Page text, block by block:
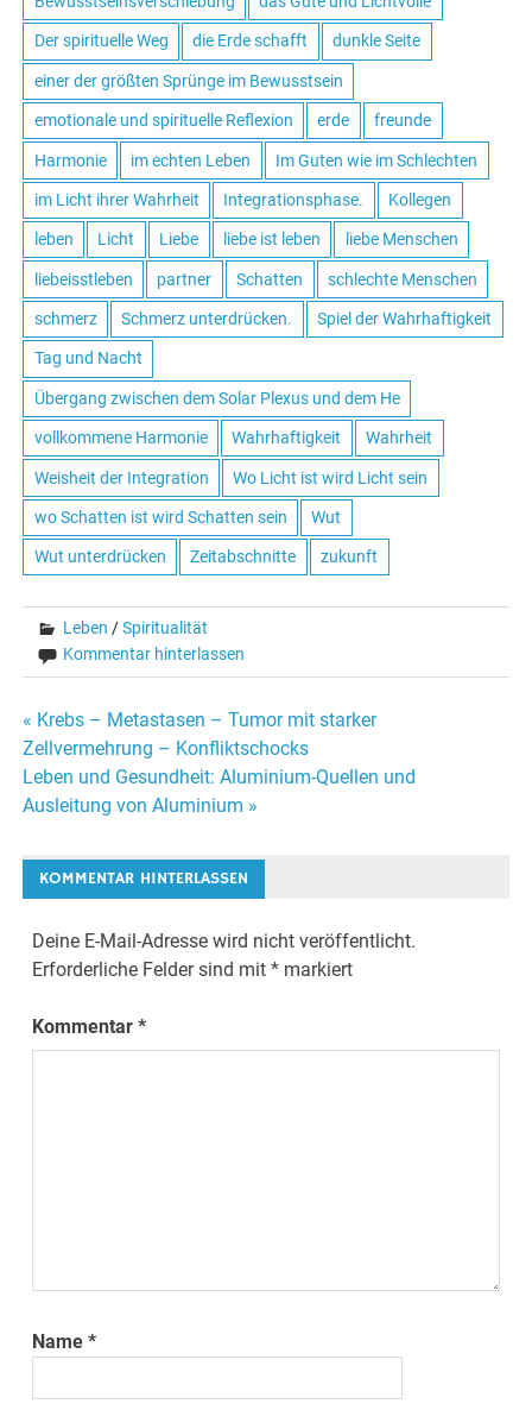
Der spirituelle Weg die Erde schafft dunkle Seite
einer der größten Sprünge im Bewusstsein
emotionale und spirituelle Reflexion erde freunde
Harmonie im echten Leben Im Guten wie im Schlechten
im Licht ihrer Wahrheit Integrationsphase. Kollegen
leben Licht Liebe liebe ist leben liebe Menschen
liebeisstleben partner Schatten schlechte Menschen
schmerz Schmerz unterdrücken. Spiel der Wahrhaftigkeit
Tag und Nacht
Übergang zwischen dem Solar Plexus und dem He
vollkommene Harmonie Wahrhaftigkeit Wahrheit
Weisheit der Integration Wo Licht ist wird Licht sein
wo Schatten ist wird Schatten sein Wut
Wut unterdrücken Zeitabschnitte zukunft
Leben /Spiritualität
Kommentar hinterlassen
Beitrags-
Navigation
« Krebs – Metastasen – Tumor mit starker
Zellvermehrung – Konfliktschocks
Leben und Gesundheit: Aluminium-Quellen und
Ausleitung von Aluminium »
KOMMENTAR HINTERLASSEN
Deine E-Mail-Adresse wird nicht veröffentlicht.
Erforderliche Felder sind mit* markiert
Kommentar*
Name*